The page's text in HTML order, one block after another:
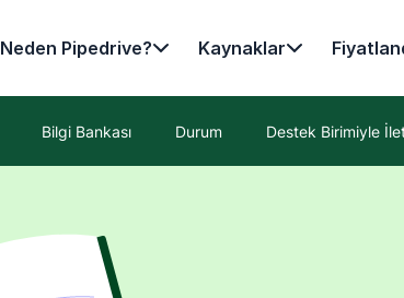
Neden Pipedrive? Kaynaklar
Bilgi Bankası Durum Destek Birimiyle